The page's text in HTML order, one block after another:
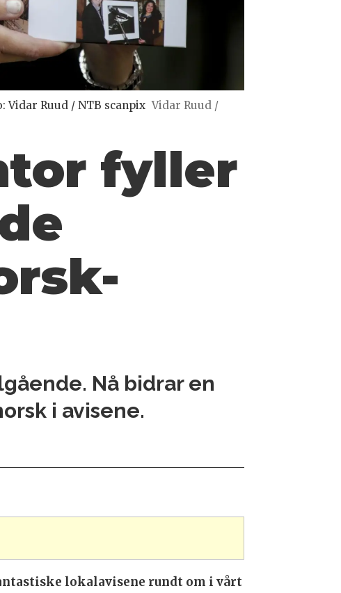
Vidar Ruud / NTB scanpix Vidar Ruud /
fyller
Nå bidrar en
i avisene.
lokalavisene rundt om i vårt